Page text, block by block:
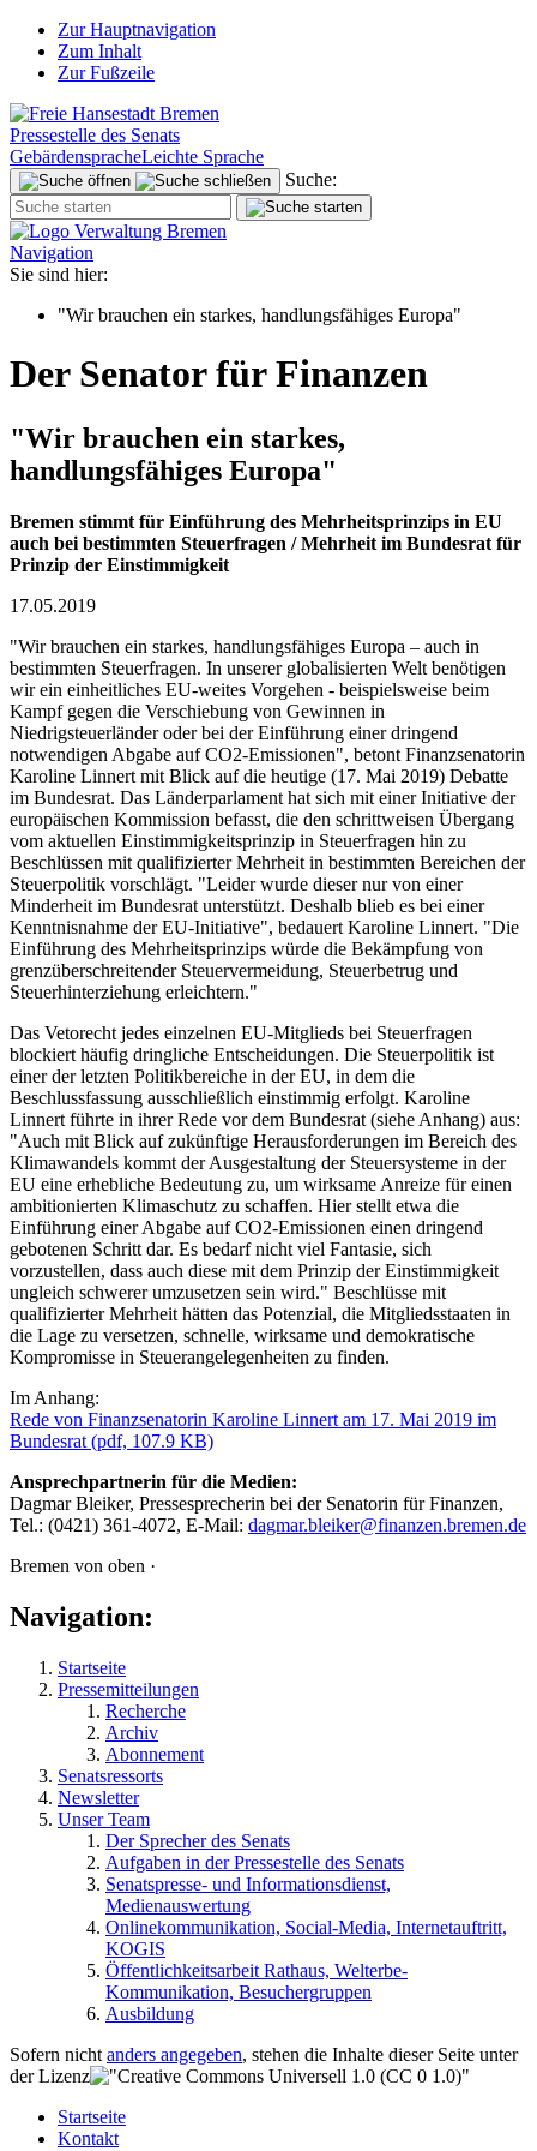
Zur Hauptnavigation
Zum Inhalt
Zur Fußzeile
Pressestelle des Senats
GebärdenspracheLeichte Sprache
Suche:
Navigation
Sie sind hier:
"Wir brauchen ein starkes, handlungsfähiges Europa"
Der Senator für Finanzen
"Wir brauchen ein starkes,
handlungsfähiges Europa"
Bremen stimmt für Einführung des Mehrheitsprinzips in EU
auch bei bestimmten Steuerfragen / Mehrheit im Bundesrat für
Prinzip der Einstimmigkeit
17.05.2019
"Wir brauchen ein starkes, handlungsfähiges Europa – auch in
bestimmten Steuerfragen. In unserer globalisierten Welt benötigen
wir ein einheitliches EU-weites Vorgehen - beispielsweise beim
Kampf gegen die Verschiebung von Gewinnen in
Niedrigsteuerländer oder bei der Einführung einer dringend
notwendigen Abgabe auf CO2-Emissionen", betont Finanzsenatorin
Karoline Linnert mit Blick auf die heutige (17. Mai 2019) Debatte
im Bundesrat. Das Länderparlament hat sich mit einer Initiative der
europäischen Kommission befasst, die den schrittweisen Übergang
vom aktuellen Einstimmigkeitsprinzip in Steuerfragen hin zu
Beschlüssen mit qualifizierter Mehrheit in bestimmten Bereichen der
Steuerpolitik vorschlägt. "Leider wurde dieser nur von einer
Minderheit im Bundesrat unterstützt. Deshalb blieb es bei einer
Kenntnisnahme der EU-Initiative", bedauert Karoline Linnert. "Die
Einführung des Mehrheitsprinzips würde die Bekämpfung von
grenzüberschreitender Steuervermeidung, Steuerbetrug und
Steuerhinterziehung erleichtern."
Das Vetorecht jedes einzelnen EU-Mitglieds bei Steuerfragen
blockiert häufig dringliche Entscheidungen. Die Steuerpolitik ist
einer der letzten Politikbereiche in der EU, in dem die
Beschlussfassung ausschließlich einstimmig erfolgt. Karoline
Linnert führte in ihrer Rede vor dem Bundesrat (siehe Anhang) aus:
"Auch mit Blick auf zukünftige Herausforderungen im Bereich des
Klimawandels kommt der Ausgestaltung der Steuersysteme in der
EU eine erhebliche Bedeutung zu, um wirksame Anreize für einen
ambitionierten Klimaschutz zu schaffen. Hier stellt etwa die
Einführung einer Abgabe auf CO2-Emissionen einen dringend
gebotenen Schritt dar. Es bedarf nicht viel Fantasie, sich
vorzustellen, dass auch diese mit dem Prinzip der Einstimmigkeit
ungleich schwerer umzusetzen sein wird." Beschlüsse mit
qualifizierter Mehrheit hätten das Potenzial, die Mitgliedsstaaten in
die Lage zu versetzen, schnelle, wirksame und demokratische
Kompromisse in Steuerangelegenheiten zu finden.
Im Anhang:
Rede von Finanzsenatorin Karoline Linnert am 17. Mai 2019 im
Bundesrat (pdf, 107.9 KB)
Ansprechpartnerin für die Medien:
Dagmar Bleiker, Pressesprecherin bei der Senatorin für Finanzen,
Tel.: (0421) 361-4072, E-Mail: dagmar.bleiker@finanzen.bremen.de
Bremen von oben ·
Navigation:
Startseite
Pressemitteilungen
Recherche
Archiv
Abonnement
Senatsressorts
Newsletter
Unser Team
Der Sprecher des Senats
Aufgaben in der Pressestelle des Senats
Senatspresse- und Informationsdienst,
Medienauswertung
Onlinekommunikation, Social-Media, Internetauftritt,
KOGIS
Öffentlichkeitsarbeit Rathaus, Welterbe-
Kommunikation, Besuchergruppen
Ausbildung
Sofern nicht anders angegeben, stehen die Inhalte dieser Seite unter
der Lizenz
Startseite
Kontakt